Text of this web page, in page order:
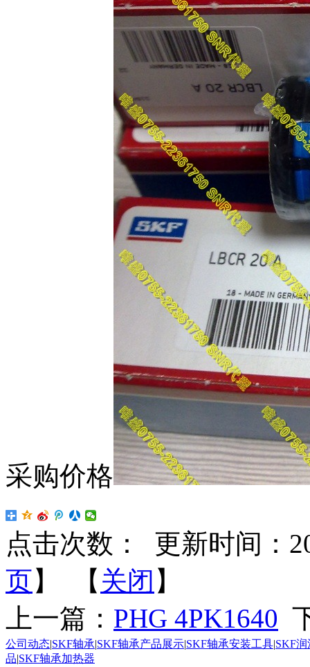
采购价格
点击次数：
更新时间：
页】 【 关闭 】
上一篇： PHG 4PK1640
公司动态 SKF轴承 SKF轴承产品展示 SKF轴承安装工具 SKF
品 SKF轴承加热器